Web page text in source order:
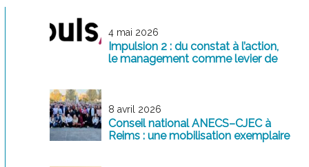
4 mai 2026
Impulsion 2 : du constat à l’action,
le management comme levier de
8 avril 2026
Conseil national ANECS–CJEC à
Reims : une mobilisation exemplaire